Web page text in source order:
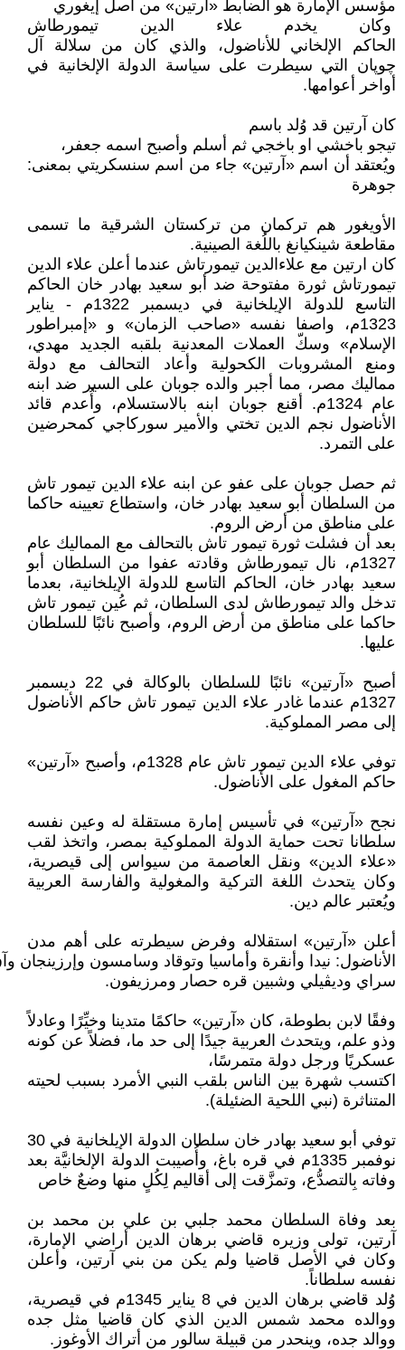
مؤسس الإمارة هو الضابط «آرتين» من أصل إيغوري
وكان يخدم علاء الدين تيمورطاش
الحاكم الإلخاني للأناضول، والذي كان من سلالة آل
چوپان التي سيطرت على سياسة الدولة الإلخانية في
أواخر أعوامها.
كان آرتين قد وُلد باسم
تيجو باخشي او باخجي ثم أسلم وأصبح اسمه جعفر،
ويُعتقد أن اسم «آرتين» جاء من اسم سنسكريتي بمعنى:
جوهرة
الأويغور هم تركمان من تركستان الشرقية ما تسمى
مقاطعة شينكيانغ باللُغة الصينية.
كان ارتين مع علاءالدين تيمورتاش عندما أعلن علاء الدين
تيمورتاش ثورة مفتوحة ضد أبو سعيد بهادر خان الحاكم
التاسع للدولة الإيلخانية في ديسمبر 1322م - يناير
1323م، واصفا نفسه «صاحب الزمان» و «إمبراطور
الإسلام» وسكّ العملات المعدنية بلقبه الجديد مهدي،
ومنع المشروبات الكحولية وأعاد التحالف مع دولة
مماليك مصر، مما أجبر والده جوبان على السير ضد ابنه
عام 1324م. أقنع جوبان ابنه بالاستسلام، وأُعدم قائد
الأناضول نجم الدين تختي والأمير سوركاجي كمحرضين
على التمرد.
ثم حصل جوبان على عفو عن ابنه علاء الدين تيمور تاش
من السلطان أبو سعيد بهادر خان، واستطاع تعيينه حاكما
على مناطق من أرض الروم.
بعد أن فشلت ثورة تيمور تاش بالتحالف مع المماليك عام
1327م، نال تيمورطاش وقادته عفوا من السلطان أبو
سعيد بهادر خان، الحاكم التاسع للدولة الإيلخانية، بعدما
تدخل والد تيمورطاش لدى السلطان، ثم عُين تيمور تاش
حاكما على مناطق من أرض الروم، وأصبح نائبًا للسلطان
عليها.
أصبح «آرتين» نائبًا للسلطان بالوكالة في 22 ديسمبر
1327م عندما غادر علاء الدين تيمور تاش حاكم الأناضول
إلى مصر المملوكية.
توفي علاء الدين تيمور تاش عام 1328م، وأصبح «آرتين»
حاكم المغول على الأناضول.
نجح «آرتين» في تأسيس إمارة مستقلة له وعين نفسه
سلطانا تحت حماية الدولة المملوكية بمصر، واتخذ لقب
«علاء الدين» ونقل العاصمة من سيواس إلى قيصرية،
وكان يتحدث اللغة التركية والمغولية والفارسة العربية
ويُعتبر عالم دين.
أعلن «آرتين» استقلاله وفرض سيطرته على أهم مدن
الأناضول: نيدا وأنقرة وأماسيا وتوقاد وسامسون وإرزينجان
سراي وديڤيلي وشبين قره‌ حصار ومرزيفون.
وفقًا لابن بطوطة، كان «آرتين» حاكمًا متدينا وخيِّرًا وعادلاً
وذو علم، ويتحدث العربية جيدًا إلى حد ما، فضلاً عن كونه
عسكريًا ورجل دولة متمرسًا،
اكتسب شهرة بين الناس بلقب النبي الأمرد بسبب لحيته
المتناثرة (نبي اللحية الضئيلة).
توفي أبو سعيد بهادر خان سلطان الدولة الإيلخانية في 30
نوفمبر 1335م في قره باغ، وأُصيبت الدولة الإلخانيَّة بعد
وفاته بِالتصدُّع، وتمزَّقت إلى أقاليم لِكُلٍ منها وضعٌ خاص
بعد وفاة السلطان محمد جلبي بن علي بن محمد بن
آرتين، تولى وزيره قاضي برهان الدين أراضي الإمارة،
وكان في الأصل قاضيا ولم يكن من بني آرتين، وأعلن
نفسه سلطاناً.
وُلد قاضي برهان الدين في 8 يناير 1345م في قيصرية،
ووالده محمد شمس الدين الذي كان قاضيا مثل جده
ووالد جده، وينحدر من قبيلة سالور من أتراك الأوغوز.